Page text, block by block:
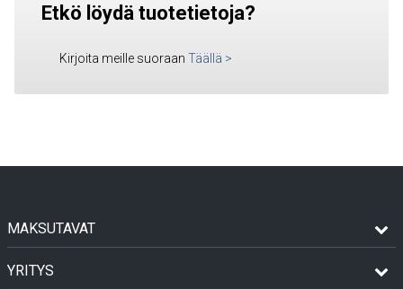
Etkö löydä tuotetietoja?
Kirjoita meille suoraan Täällä >
MAKSUTAVAT
YRITYS